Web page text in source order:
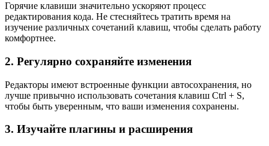
Горячие клавиши значительно ускоряют процесс
редактирования кода. Не стесняйтесь тратить время на
изучение различных сочетаний клавиш, чтобы сделать работу
комфортнее.
2. Регулярно сохраняйте изменения
Редакторы имеют встроенные функции автосохранения, но
лучше привычно использовать сочетания клавиш Ctrl + S,
чтобы быть уверенным, что ваши изменения сохранены.
3. Изучайте плагины и расширения